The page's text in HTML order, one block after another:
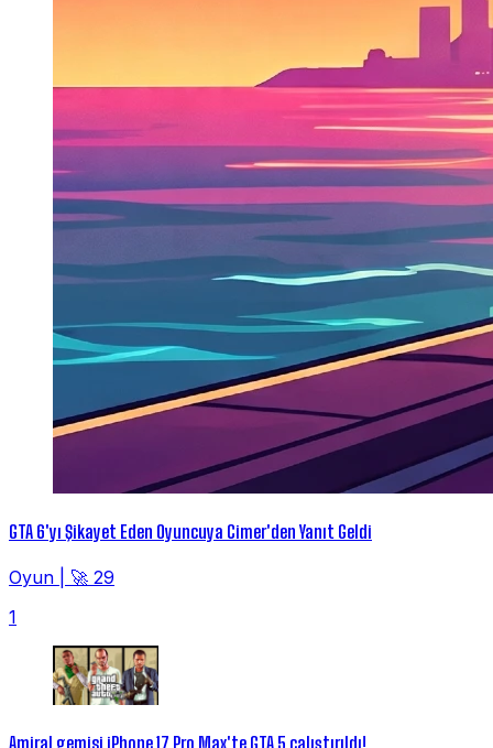
GTA 6'yı Şikayet Eden Oyuncuya Cimer'den Yanıt Geldi
Oyun
🚀 29
1
Amiral gemisi iPhone 17 Pro Max'te GTA 5 çalıştırıldı!